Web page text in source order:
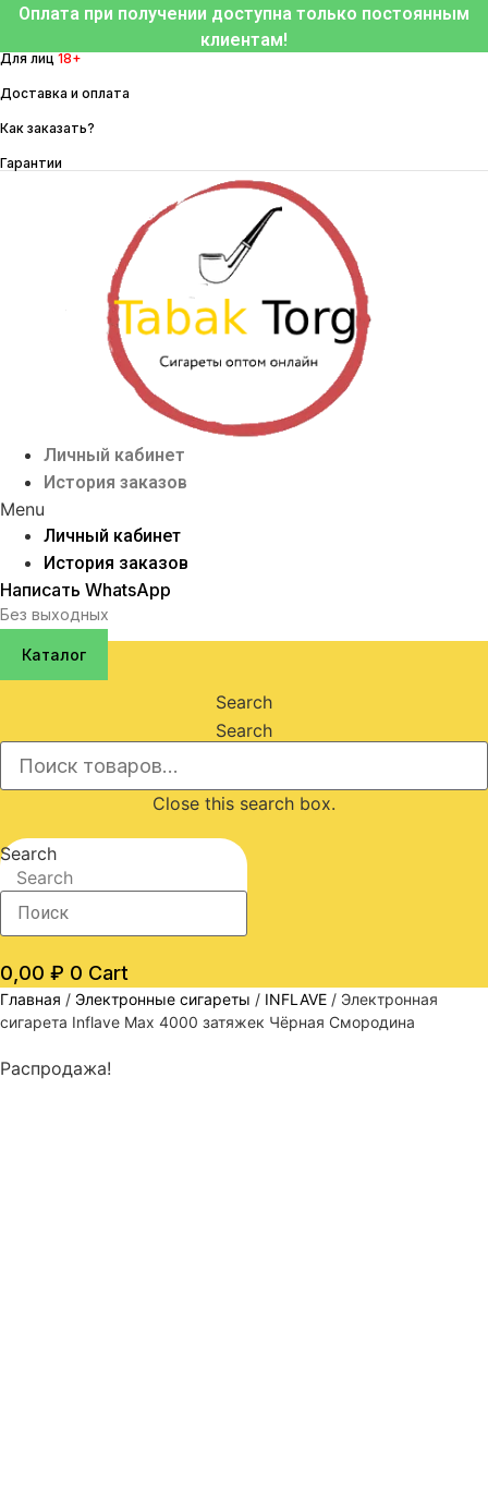
Перейти
содержимому
Оплата при получении доступна только постоянным
клиентам!
Для лиц 18+
Доставка и оплата
Как заказать?
Гарантии
Личный кабинет
История заказов
Menu
Личный кабинет
История заказов
Написать WhatsApp
Без выходных
Каталог
Search
Search
Close this search box.
Search
Search
0,00 ₽ 0 Cart
Главная / Электронные сигареты / INFLAVE / Электронная
сигарета Inflave Max 4000 затяжек Чёрная Смородина
Распродажа!